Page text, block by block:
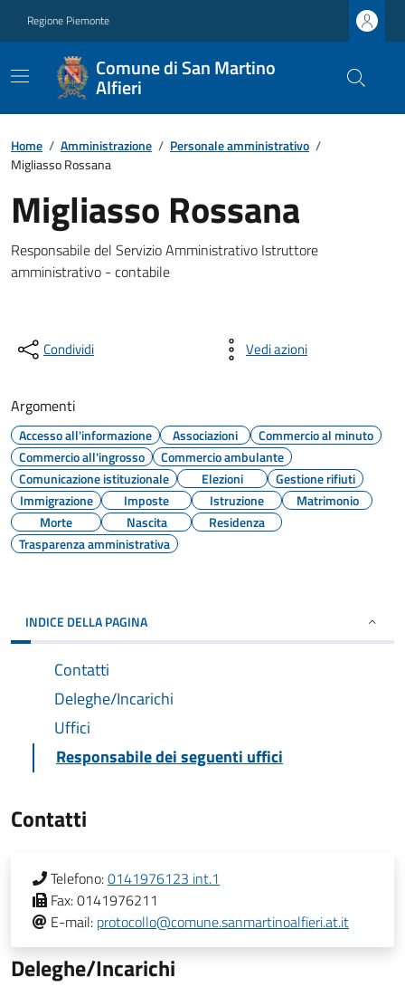
Regione Piemonte
Comune di San Martino
Alfieri
Home / Amministrazione / Personale amministrativo /
Migliasso Rossana
Migliasso Rossana
Responsabile del Servizio Amministrativo Istruttore
amministrativo - contabile
Condividi Vedi azioni
Argomenti
Accesso all'informazione Associazioni
Commercio al minuto
Commercio all'ingrosso
Commercio ambulante
Comunicazione istituzionale
Elezioni
Gestione rifiuti
Immigrazione
Imposte Istruzione
Matrimonio
Morte
Nascita
Residenza
Trasparenza amministrativa
INDICE DELLA PAGINA
Contatti
Deleghe/Incarichi
Uffici
Responsabile dei seguenti uffici
Contatti
Telefono:0141976123 int.1
Fax:0141976211
E-mail: protocollo@comune.sanmartinoalfieri.at.it
Deleghe/Incarichi